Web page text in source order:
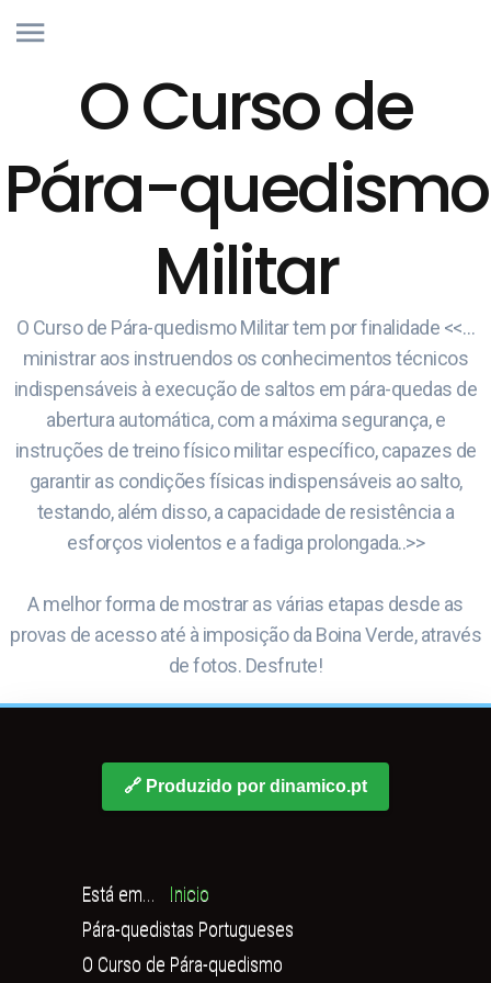
O Curso de
Pára-quedismo
Militar
O Curso de Pára-quedismo Militar tem por finalidade <<…
ministrar aos instruendos os conhecimentos técnicos
indispensáveis à execução de saltos em pára-quedas de
abertura automática, com a máxima segurança, e
instruções de treino físico militar específico, capazes de
garantir as condições físicas indispensáveis ao salto,
testando, além disso, a capacidade de resistência a
esforços violentos e a fadiga prolongada..>>
A melhor forma de mostrar as várias etapas desde as
provas de acesso até à imposição da Boina Verde, através
de fotos. Desfrute!
🔗 Produzido por dinamico.pt
Está em...
Inicio
Pára-quedistas Portugueses
O Curso de Pára-quedismo